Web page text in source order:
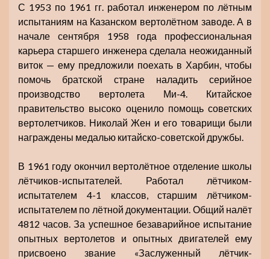
С 1953 по 1961 гг. работал инженером по лётным
испытаниям на Казанском вертолётном заводе. А в
начале сентября 1958 года профессиональная
карьера старшего инженера сделала неожиданный
виток — ему предложили поехать в Харбин, чтобы
помочь братской стране наладить серийное
производство вертолета Ми-4. Китайское
правительство высоко оценило помощь советских
вертолетчиков. Николай Жен и его товарищи были
награждены медалью китайско-советской дружбы.
В 1961 году окончил вертолётное отделение школы
лётчиков-испытателей. Работал лётчиком-
испытателем 4-1 классов, старшим лётчиком-
испытателем по лётной документации. Общий налёт
4812 часов. За успешное безаварийное испытание
опытных вертолетов и опытных двигателей ему
присвоено звание «Заслуженный лётчик-